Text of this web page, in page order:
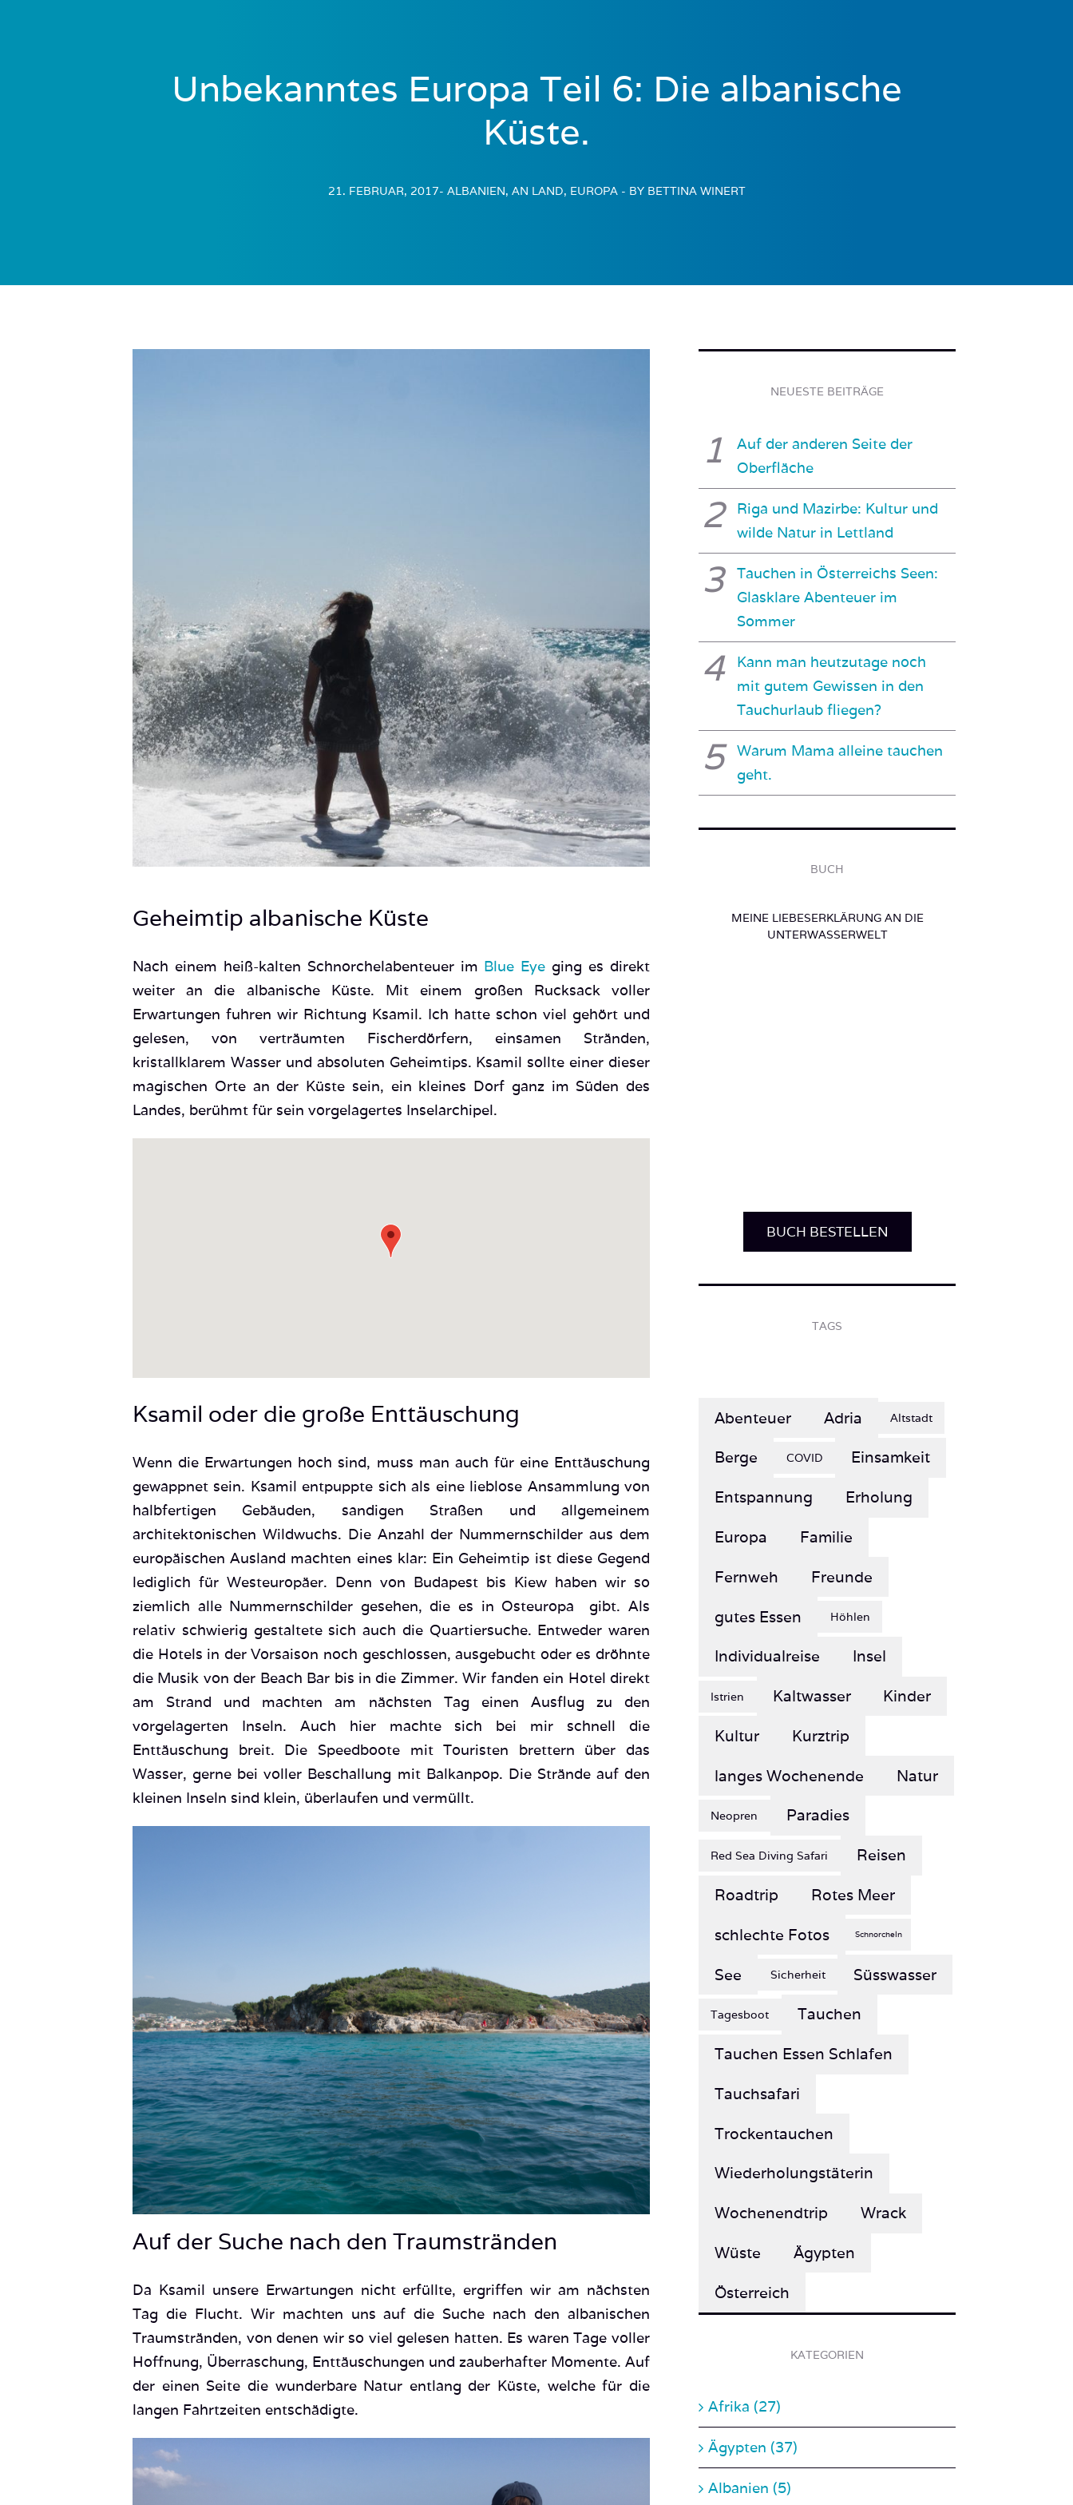
Unbekanntes Europa Teil 6: Die albanische
Küste.
21. FEBRUAR, 2017- ALBANIEN, AN LAND, EUROPA- BY BETTINA WINERT
Geheimtip albanische Küste
Nach einem heiß-kalten Schnorchelabenteuer im Blue Eye ging es direkt
weiter an die albanische Küste. Mit einem großen Rucksack voller
Erwartungen fuhren wir Richtung Ksamil. Ich hatte schon viel gehört und
gelesen, von verträumten Fischerdörfern, einsamen Stränden,
kristallklarem Wasser und absoluten Geheimtips. Ksamil sollte einer dieser
magischen Orte an der Küste sein, ein kleines Dorf ganz im Süden des
Landes, berühmt für sein vorgelagertes Inselarchipel.
Ksamil oder die große Enttäuschung
Wenn die Erwartungen hoch sind, muss man auch für eine Enttäuschung
gewappnet sein. Ksamil entpuppte sich als eine lieblose Ansammlung von
halbfertigen Gebäuden, sandigen Straßen und allgemeinem
architektonischen Wildwuchs. Die Anzahl der Nummernschilder aus dem
europäischen Ausland machten eines klar: Ein Geheimtip ist diese Gegend
lediglich für Westeuropäer. Denn von Budapest bis Kiew haben wir so
ziemlich alle Nummernschilder gesehen, die es in Osteuropa gibt. Als
relativ schwierig gestaltete sich auch die Quartiersuche. Entweder waren
die Hotels in der Vorsaison noch geschlossen, ausgebucht oder es dröhnte
die Musik von der Beach Bar bis in die Zimmer. Wir fanden ein Hotel direkt
am Strand und machten am nächsten Tag einen Ausflug zu den
vorgelagerten Inseln. Auch hier machte sich bei mir schnell die
Enttäuschung breit. Die Speedboote mit Touristen brettern über das
Wasser, gerne bei voller Beschallung mit Balkanpop. Die Strände auf den
kleinen Inseln sind klein, überlaufen und vermüllt.
Auf der Suche nach den Traumstränden
Da Ksamil unsere Erwartungen nicht erfüllte, ergriffen wir am nächsten
Tag die Flucht. Wir machten uns auf die Suche nach den albanischen
Traumstränden, von denen wir so viel gelesen hatten. Es waren Tage voller
Hoffnung, Überraschung, Enttäuschungen und zauberhafter Momente. Auf
der einen Seite die wunderbare Natur entlang der Küste, welche für die
langen Fahrtzeiten entschädigte.
NEUESTE BEITRÄGE
Auf der anderen Seite der
Oberfläche
Riga und Mazirbe: Kultur und
wilde Natur in Lettland
Tauchen in Österreichs Seen:
Glasklare Abenteuer im
Sommer
Kann man heutzutage noch
mit gutem Gewissen in den
Tauchurlaub fliegen?
Warum Mama alleine tauchen
geht.
BUCH
MEINE LIEBESERKLÄRUNG AN DIE
UNTERWASSERWELT
BUCH BESTELLEN
TAGS
Abenteuer Adria Altstadt
Berge COVID Einsamkeit
Entspannung Erholung
Europa Familie
Fernweh Freunde
gutes Essen Höhlen
Individualreise Insel
Istrien Kaltwasser Kinder
Kultur Kurztrip
langes Wochenende Natur
Neopren Paradies
Red Sea Diving Safari Reisen
Roadtrip Rotes Meer
schlechte Fotos Schnorcheln
See Sicherheit Süsswasser
Tagesboot Tauchen
Tauchen Essen Schlafen
Tauchsafari
Trockentauchen
Wiederholungstäterin
Wochenendtrip Wrack
Wüste Ägypten
Österreich
KATEGORIEN
Afrika (27)
Ägypten (37)
Albanien (5)